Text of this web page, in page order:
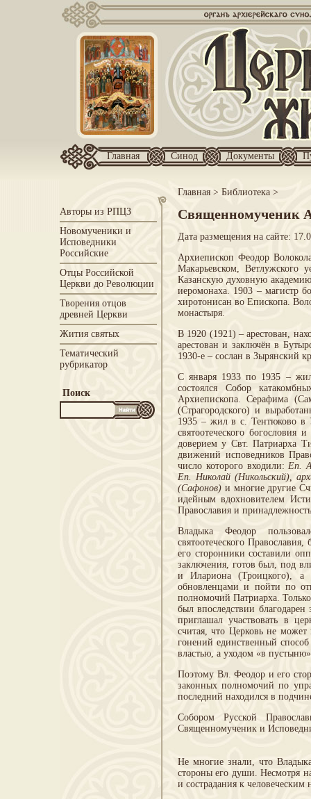
Главная Синод Документы
Главная> Библиотека >
Авторы из РПЦЗ
Новомученики и
Исповедники
Российские
Отцы Российской
Церкви до Революции
Творения отцов
древней Церкви
Жития святых
Тематический
рубрикатор
Поиск
Священномученик
Дата размещения на сайте:
Архиепископ Феодор
Макарьевском, Ветлужского
Казанскую духовную
иеромонаха. 1903 – магистр
хиротонисан во Епископа.
монастыря.
В 1920 (1921) – арестован,
арестован и заключён в
1930-е – сослан в Зырянский
С января 1933 по 1935 –
состоялся Собор
Архиепископа. Серафима
(Страгородского) и
1935 – жил в с. Тентюково в
святоотеческого
доверием у Свт. Патриарха
движений исповедников
число которого входили:Еп.
Еп. Николай (Никольский),
(Сафонов) и многие другие
идейным вдохновителем
Православия и
Владыка Феодор
святоотеческого
его сторонники составили
заключения, готов был, под
и Илариона (Троицкого), а
обновленцами и пойти по
полномочий Патриарха.
был впоследствии
приглашал участвовать в
считая, что Церковь не может
гонений единственный
властью, а уходом «в
Поэтому Вл. Феодор и его
законных полномочий по
последний находился в
Собором Русской
Священномученик и
Не многие знали, что
стороны его души. Несмотря
и сострадания к